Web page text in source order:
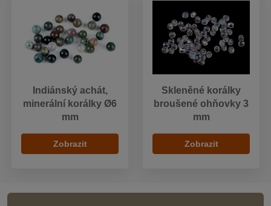
Indiánský achát,
minerální korálky Ø6
mm
Zobrazit
Skleněné korálky
broušené ohňovky 3
mm
Zobrazit